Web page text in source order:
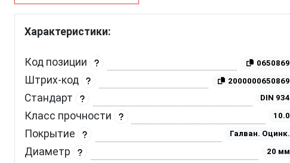
Характеристики:
Код позиции 0650869
Штрих-код 2000000650869
Стандарт DIN 934
Класс прочности 10.0
Покрытие Галван. Оцинк.
Диаметр 20 мм